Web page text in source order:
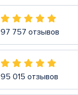
97 757 отзывов
95 015 отзывов